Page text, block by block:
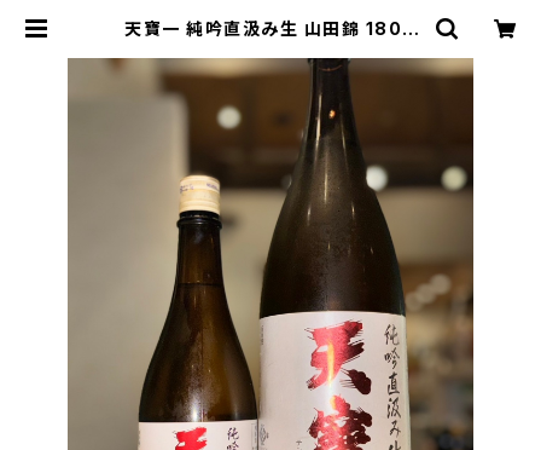
天寶一 純吟直汲み生 山田錦 1800
町） | 【BASE公式】福原酒店｜創業1
928年・広島の日本酒・限定酒を全国